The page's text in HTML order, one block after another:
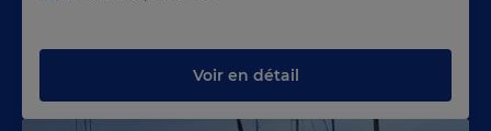
Voir en détail